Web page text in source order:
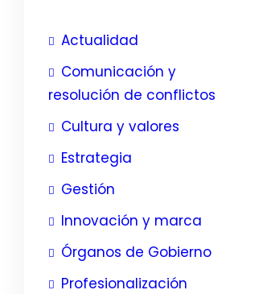
Actualidad
Comunicación y
resolución de conflictos
Cultura y valores
Estrategia
Gestión
Innovación y marca
Órganos de Gobierno
Profesionalización